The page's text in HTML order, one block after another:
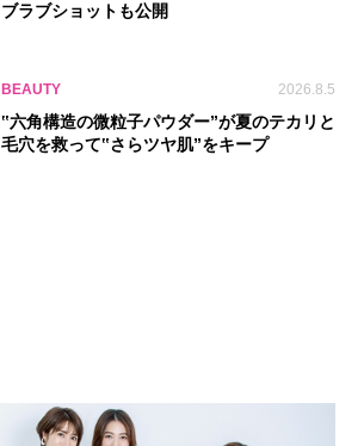
ブラブショットも公開
BEAUTY 2026.8.5
‟六角構造の微粒子パウダー”が夏のテカリと
毛穴を救って‟さらツヤ肌”をキープ